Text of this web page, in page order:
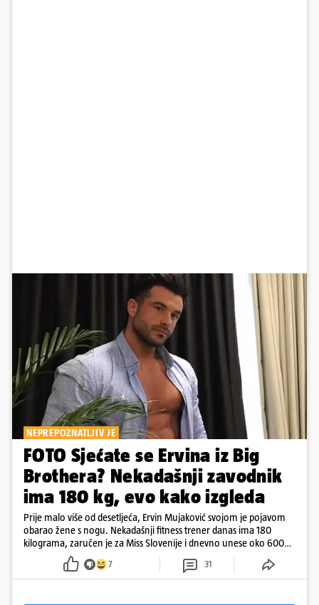
NEPREPOZNATLJIV JE
FOTO Sjećate se Ervina iz Big
Brothera? Nekadašnji zavodnik
ima 180 kg, evo kako izgleda
Prije malo više od desetljeća, Ervin Mujaković svojom je pojavom
obarao žene s nogu. Nekadašnji fitness trener danas ima 180
kilograma, zaručen je za Miss Slovenije i dnevno unese oko 6000
7 31